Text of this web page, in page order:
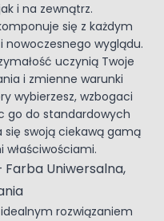
i na zewnątrz.
się z każdym
wyglądu.
uczynią Twoje
i zmienne warunki
wybierzesz, wzbogaci
go do standardowych
się swoją ciekawą gamą
Farba Uniwersalna,
rozwiązaniem